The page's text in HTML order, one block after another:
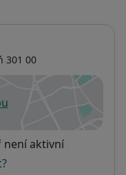
301 00
v nové záložce
není aktivní